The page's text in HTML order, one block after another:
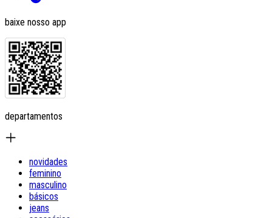
baixe nosso app
departamentos
novidades
feminino
masculino
básicos
jeans